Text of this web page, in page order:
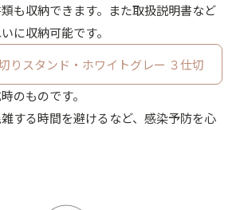
も収納できます。また取扱説明書など
に収納可能です。
りスタンド・ホワイトグレー ３仕切
のものです。
する時間を避けるなど、感染予防を心